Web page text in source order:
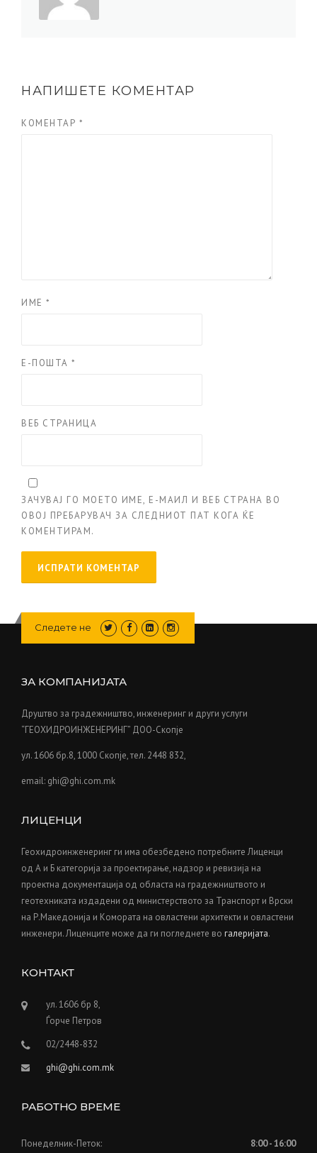
НАПИШЕТЕ КОМЕНТАР
КОМЕНТАР *
ИМЕ *
Е-ПОШТА *
ВЕБ СТРАНИЦА
ЗАЧУВАЈ ГО МОЕТО ИМЕ, Е-МАИЛ И ВЕБ СТРАНА ВО
ОВОЈ ПРЕБАРУВАЧ ЗА СЛЕДНИОТ ПАТ КОГА ЌЕ
КОМЕНТИРАМ.
Следете не
ЗА КОМПАНИЈАТА
Друштво за градежништво, инженеринг и други услуги
“ГЕОХИДРОИНЖЕНЕРИНГ” ДОО-Скопје
ул. 1606 бр.8, 1000 Скопје, тел. 2448 832,
email: ghi@ghi.com.mk
ЛИЦЕНЦИ
Геохидроинженеринг ги има обезбедено потребните Лиценци
од А и Б категорија за проектирање, надзор и ревизија на
проектна документација од областа на градежништвото и
геотехниката издадени од министерството за Транспорт и Врски
на Р.Македонија и Kомората на овластени архитекти и овластени
инженери. Лиценците може да ги погледнете во галеријата.
КОНТАКТ
ул. 1606 бр 8,
Ѓорче Петров
02/2448-832
ghi@ghi.com.mk
РАБОТНО ВРЕМЕ
Понеделник-Петок: 8:00 - 16:00